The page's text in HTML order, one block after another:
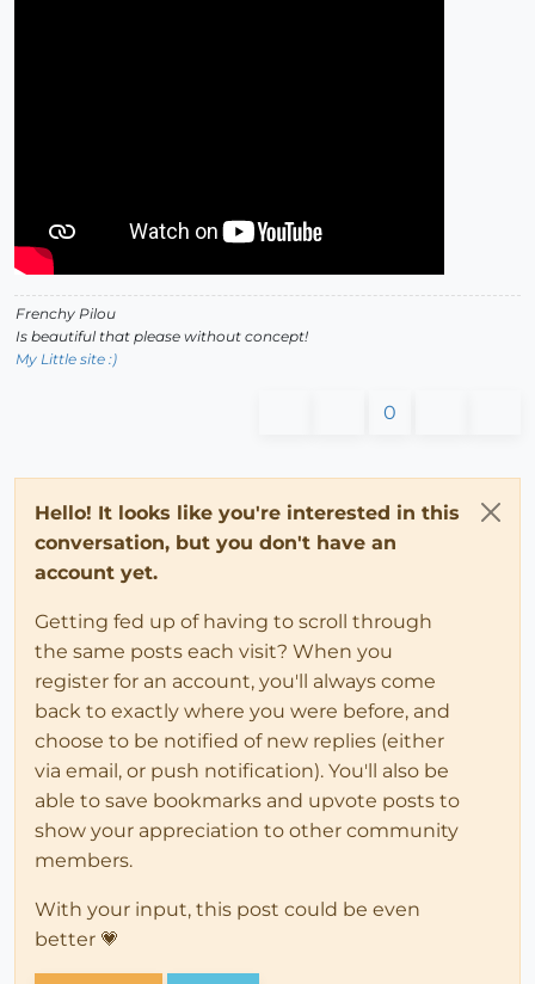
Frenchy Pilou
Is beautiful that please without concept!
My Little site :)
0
Hello! It looks like you're interested in this
conversation, but you don't have an
account yet.
Getting fed up of having to scroll through
the same posts each visit? When you
register for an account, you'll always come
back to exactly where you were before, and
choose to be notified of new replies (either
via email, or push notification). You'll also be
able to save bookmarks and upvote posts to
show your appreciation to other community
members.
With your input, this post could be even
better 💗